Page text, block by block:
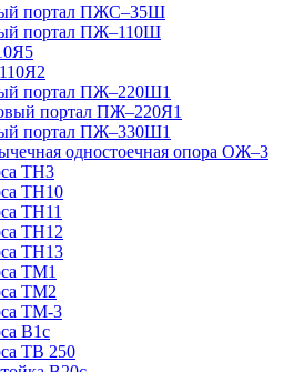
портал ПЖС–35Ш
портал ПЖ–110Ш
портал ПЖ–220Ш1
портал ПЖ–220Я1
портал ПЖ–330Ш1
одностоечная опора ОЖ–3
ТН3
ТН10
ТН11
ТН12
ТН13
ТМ1
ТМ2
ТМ-3
В1с
ТВ 250